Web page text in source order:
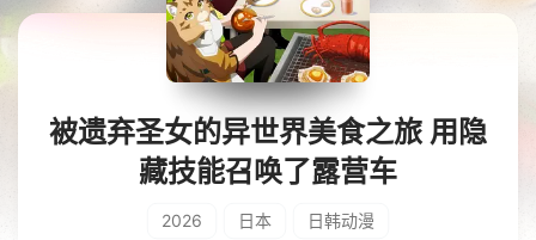
被遗弃圣女的异世界美食之旅 用隐
藏技能召唤了露营车
2026 日本 日韩动漫